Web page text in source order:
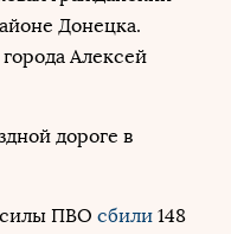
Донецка.
Алексей
дороге в
ПВО сбили 148